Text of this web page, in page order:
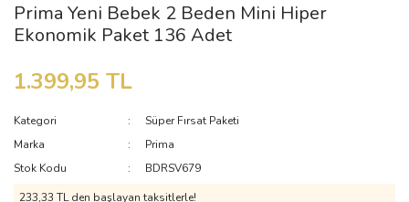
Prima Yeni Bebek 2 Beden Mini Hiper
Ekonomik Paket 136 Adet
1.399,95 TL
Kategori
Süper Fırsat Paketi
Marka
Prima
Stok Kodu
BDRSV679
233,33 TL den başlayan taksitlerle!